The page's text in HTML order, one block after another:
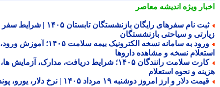
ویژهاندیشه معاصر
ثبت نام سفرهای رایگان بازنشستگان تابستان ۱۴۰۵ | شرایط سفر
و سیاحتی بازنشستگان
ورود به سامانه نسخه الکترونیک بیمه سلامت ۱۴۰۵؛ آموزش ورود،
نسخه و مشاهده داروها
کارت سلامت رانندگان ۱۴۰۵؛ شرایط دریافت، مدارک، آزمایش ها،
و نحوه استعلام
قیمت دلار و ارز امروز دوشنبه ۱۹ مرداد ۱۴۰۵ | نرخ دلار، یورو، پوند